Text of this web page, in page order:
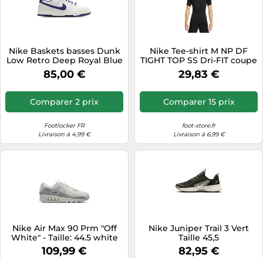
Nike Baskets basses Dunk
Low Retro Deep Royal Blue
Taille 43
85,00 €
Comparer 2 prix
Footlocker FR
Livraison à 4,99 €
Nike Tee-shirt M NP DF
TIGHT TOP SS Dri-FIT coupe
ajustée manches courtes
Noir Taille S
29,83 €
Comparer 15 prix
foot-store.fr
Livraison à 6,99 €
Nike Air Max 90 Prm "Off
White" - Taille: 44.5 white
109,99 €
Nike Juniper Trail 3 Vert
Taille 45,5
82,95 €